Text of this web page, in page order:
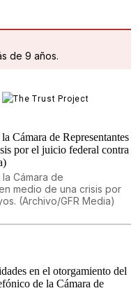
de 9 años.
Cámara de
medio de una crisis por
(Archivo/GFR Media)
en el otorgamiento del
de la Cámara de